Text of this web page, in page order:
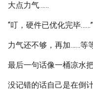
大点力气……
“叮，硬件已优化完毕……”
力气还不够，再加……等
最后一句话像一桶凉水
没记错的话自己是在倒